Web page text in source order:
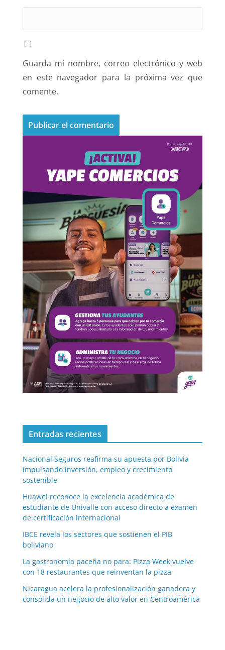
Guarda mi nombre, correo electrónico y web
en este navegador para la próxima vez que
comente.
Entradas recientes
Nacional Seguros reafirma su apuesta por Bolivia
impulsando inversión, empleo y crecimiento
sostenible
Huawei reconoce la excelencia académica de
estudiante de Univalle con acceso directo a examen
de certificación internacional
IBCE revela los sectores que sostienen el PIB
boliviano
La gastronomía paceña no para: Pizza Week vuelve
con 18 restaurantes que reinventan la pizza
Nicaragua acelera la profesionalización ganadera y
consolida un negocio de alto valor en Centroamérica